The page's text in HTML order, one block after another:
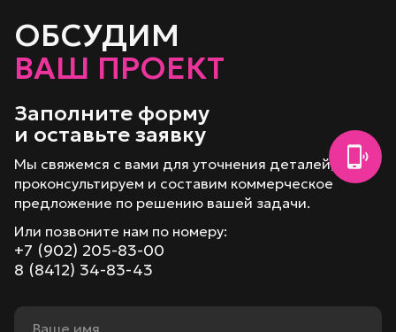
ОБСУДИМ
ВАШ ПРОЕКТ
Заполните форму
и оставьте заявку
Мы свяжемся с вами для уточнения деталей,
проконсультируем и составим коммерческое
предложение по решению вашей задачи.
Или позвоните нам по номеру:
+7 (902) 205-83-00
8 (8412) 34-83-43